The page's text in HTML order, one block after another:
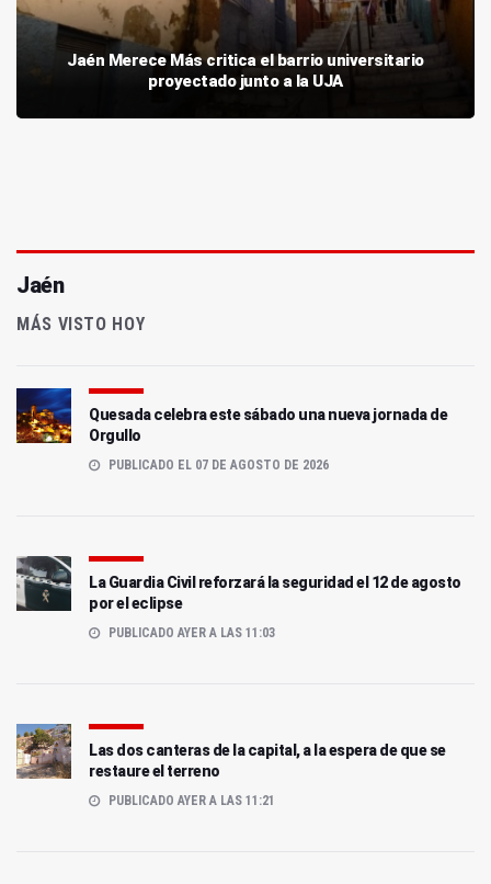
Jaén Merece Más critica el barrio universitario
proyectado junto a la UJA
Jaén
MÁS VISTO HOY
Quesada celebra este sábado una nueva jornada de
Orgullo
PUBLICADO EL 07 DE AGOSTO DE 2026
La Guardia Civil reforzará la seguridad el 12 de agosto
por el eclipse
PUBLICADO AYER A LAS 11:03
Las dos canteras de la capital, a la espera de que se
restaure el terreno
PUBLICADO AYER A LAS 11:21